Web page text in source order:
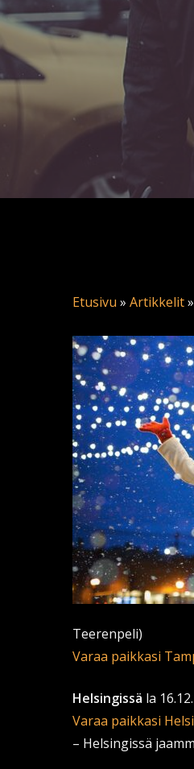
Etusivu » Artikkelit»
Teerenpeli)
Varaa paikkasi
Helsingissä la
Varaa paikkasi
– Helsingissä